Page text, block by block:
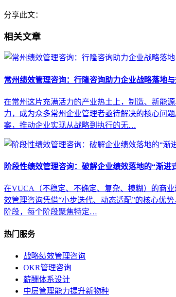
分享此文：
相关文章
常州绩效管理咨询：行隆咨询助力企业战略落地
在常州这片充满活力的产业热土上，制造、新能
力，成为众多常州企业管理者亟待解决的核心问
案，推动企业实现从战略到执行的无…
阶段性绩效管理咨询：破解企业绩效落地的“渐进
在VUCA（不稳定、不确定、复杂、模糊）的商
效管理咨询凭借“小步迭代、动态适配”的核心优
阶段，每个阶段聚焦特定…
热门服务
战略绩效管理咨询
OKR管理咨询
薪酬体系设计
中层管理能力提升新物种